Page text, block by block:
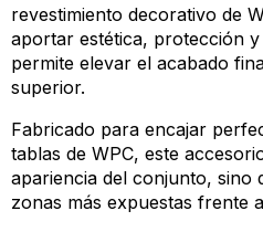
revestimiento decorativo de
aportar estética, protección y
permite elevar el acabado
superior.
Fabricado para encajar
tablas de WPC, este
apariencia del conjunto, sino
zonas más expuestas frente